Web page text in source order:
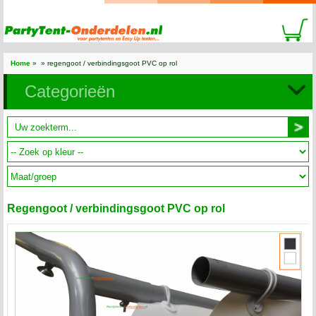
Home » » regengoot / verbindingsgoot PVC op rol
Categorieën
Regengoot / verbindingsgoot PVC op rol